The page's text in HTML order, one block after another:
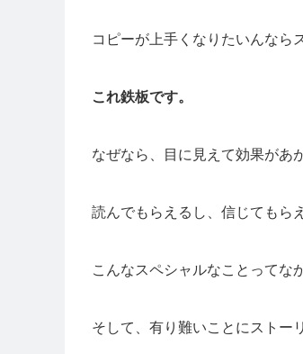
コピーが上手くなりたいんなら
これ鉄板です。
なぜなら、目に見えて効果があ
読んでもらえるし、信じてもら
こんなスペシャルなことってな
そして、有り難いことにストー